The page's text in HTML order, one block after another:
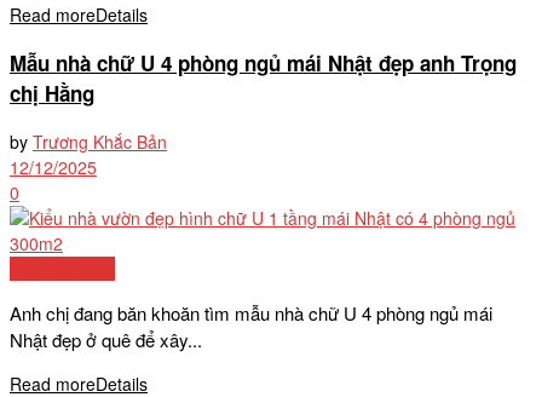
Read moreDetails
Mẫu nhà chữ U 4 phòng ngủ mái Nhật đẹp anh Trọng
chị Hằng
by Trương Khắc Bản
12/12/2025
0
Anh chị đang băn khoăn tìm mẫu nhà chữ U 4 phòng ngủ mái
Nhật đẹp ở quê để xây...
Read moreDetails